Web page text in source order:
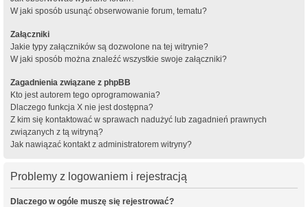
W jaki sposób usunąć obserwowanie forum, tematu?
Załączniki
Jakie typy załączników są dozwolone na tej witrynie?
W jaki sposób można znaleźć wszystkie swoje załączniki?
Zagadnienia związane z phpBB
Kto jest autorem tego oprogramowania?
Dlaczego funkcja X nie jest dostępna?
Z kim się kontaktować w sprawach nadużyć lub zagadnień prawnych
związanych z tą witryną?
Jak nawiązać kontakt z administratorem witryny?
Problemy z logowaniem i rejestracją
Dlaczego w ogóle muszę się rejestrować?